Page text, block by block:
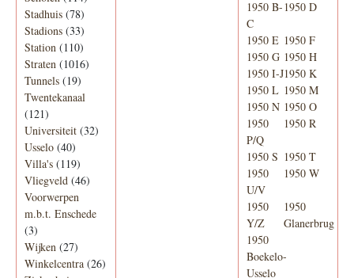
Stadhuis (78)
Stadions (33)
Station (110)
Straten (1016)
Tunnels (19)
Twentekanaal
(121)
Universiteit (32)
Usselo (40)
Villa's (119)
Vliegveld (46)
Voorwerpen
m.b.t. Enschede
(3)
Wijken (27)
Winkelcentra (26)
1950 B-
C
1950 D
1950 E 1950 F
1950 G 1950 H
1950 I-J1950 K
1950 L 1950 M
1950 N 1950 O
1950
P/Q
1950 R
1950 S 1950 T
1950
U/V
1950 W
1950
Y/Z
1950
Glanerbrug
1950
Boekelo-
Usselo